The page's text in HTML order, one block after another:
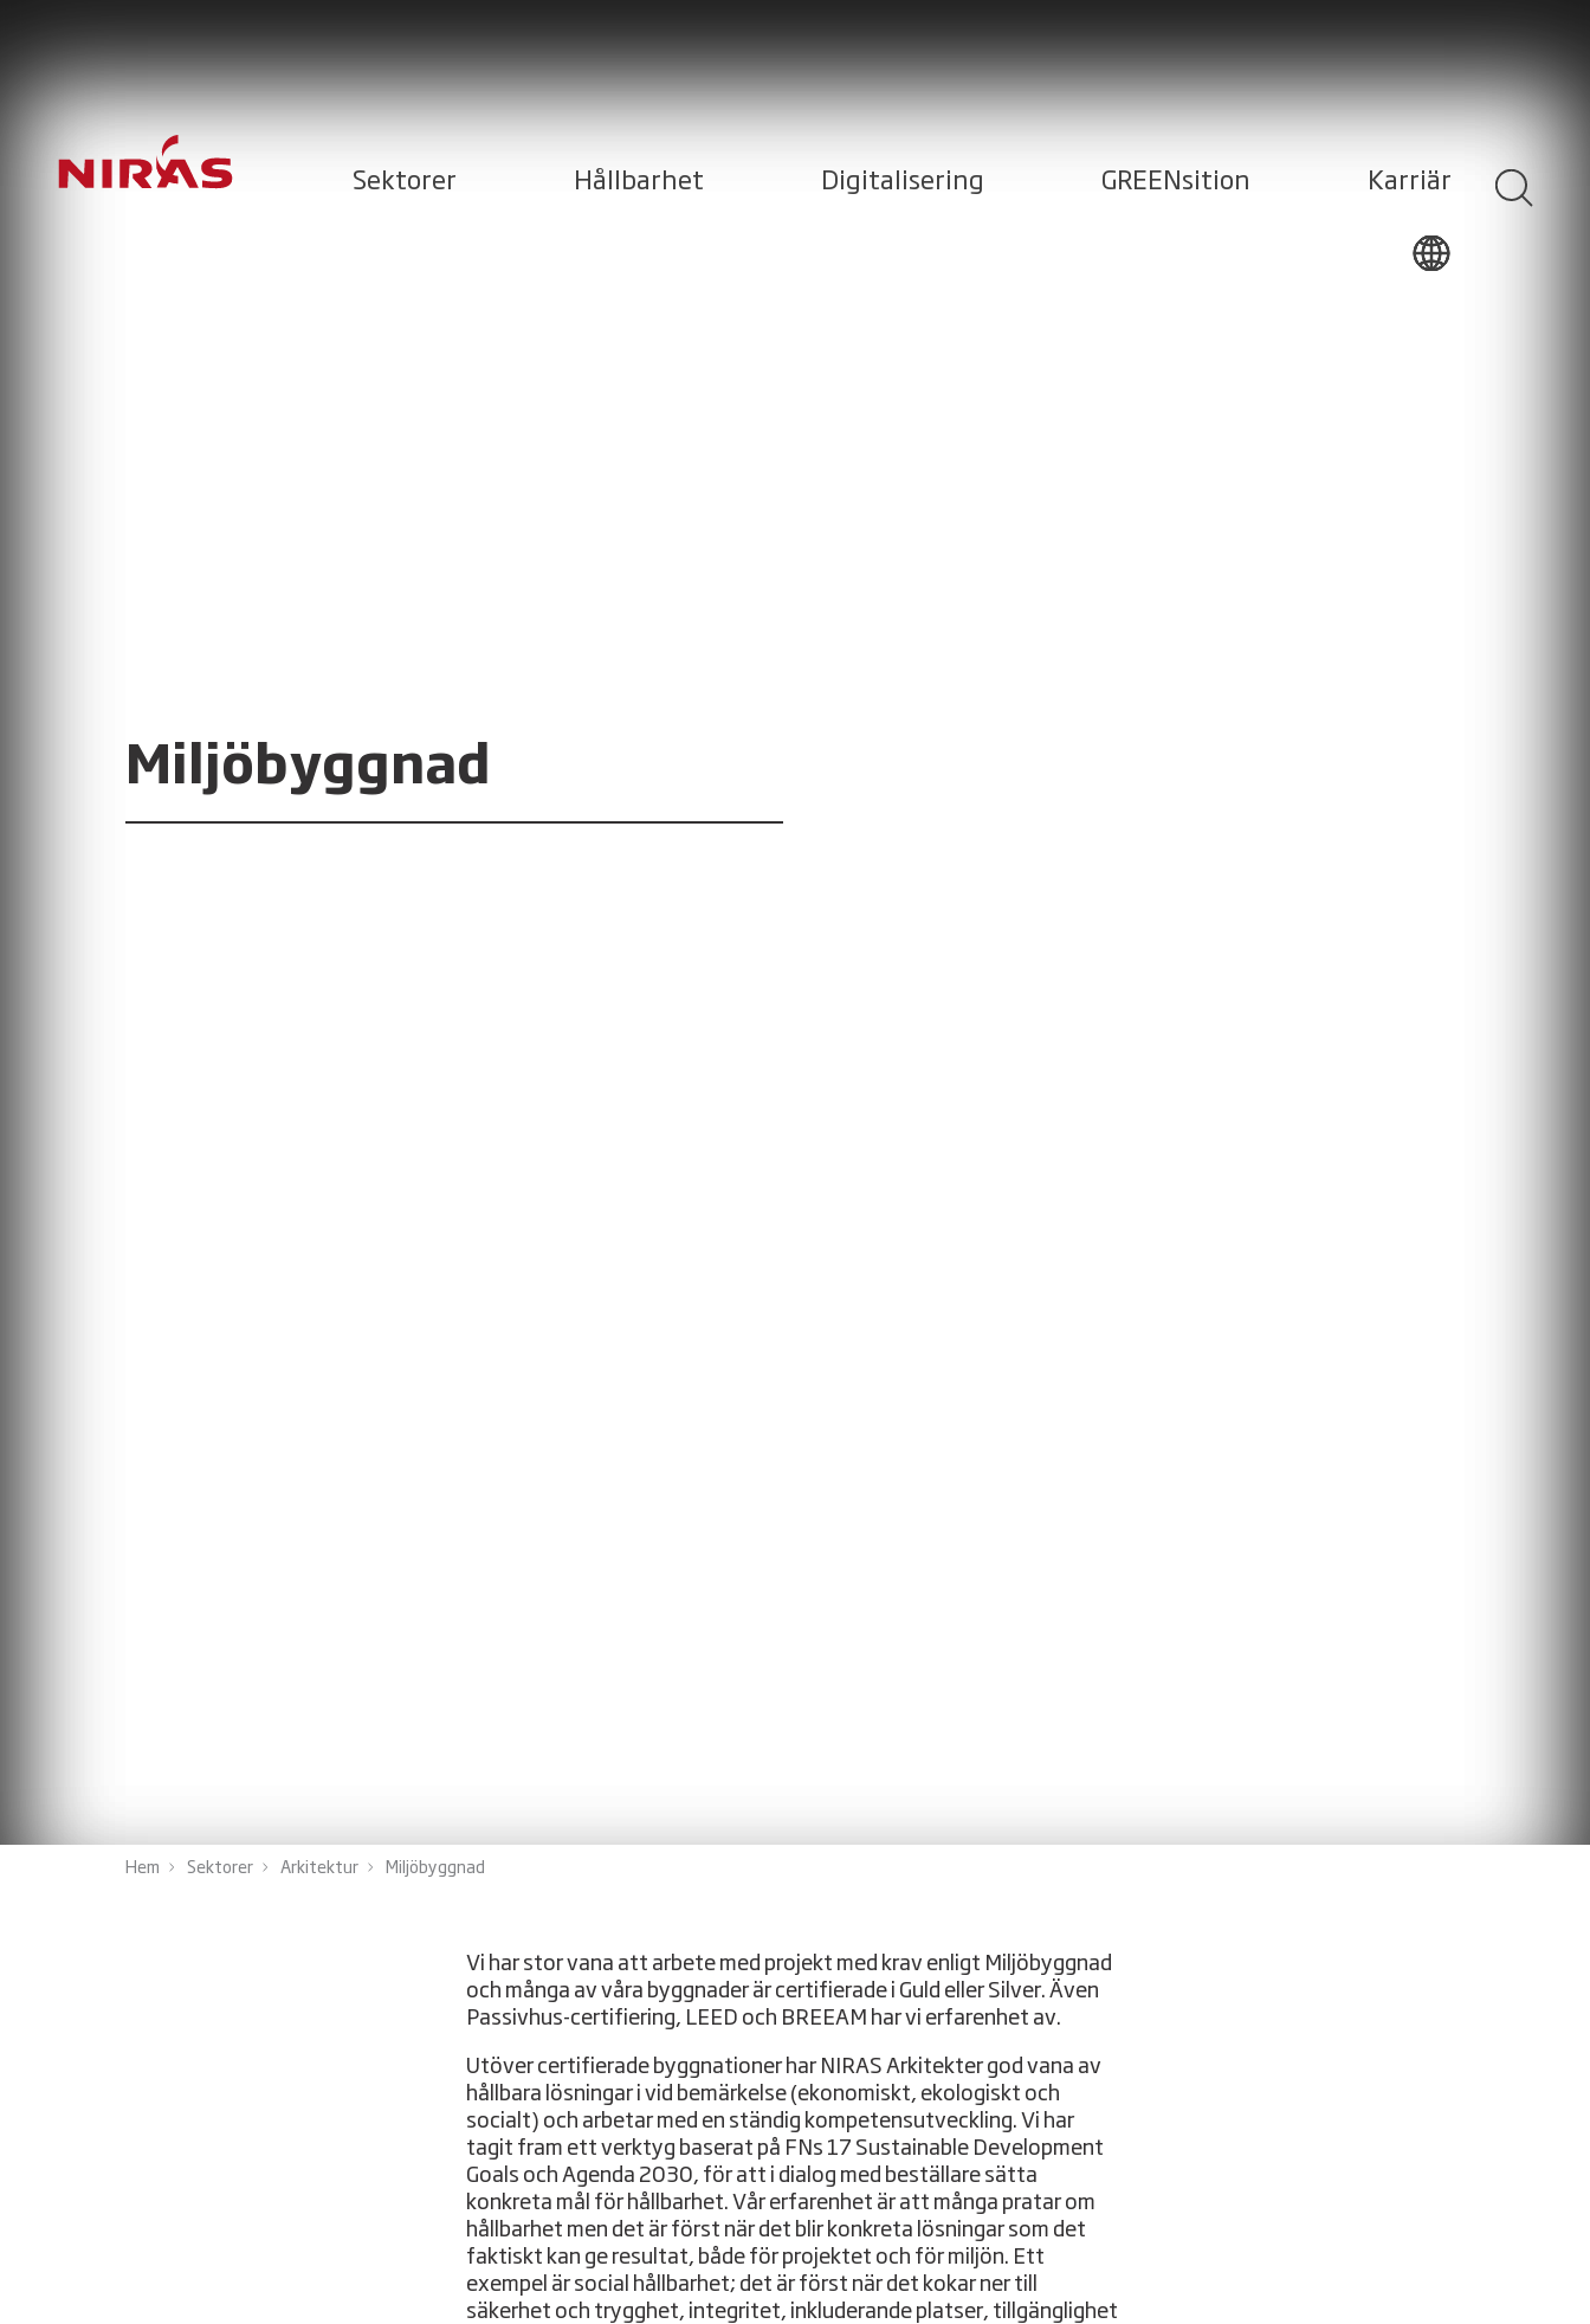
Sektorer Hållbarhet Digitalisering GREENsition Karriär
Miljöbyggnad
Hem Sektorer Arkitektur Miljöbyggnad
Vi har stor vana att arbete med projekt med krav enligt Miljöbyggnad
och många av våra byggnader är certifierade i Guld eller Silver. Även
Passivhus-certifiering, LEED och BREEAM har vi erfarenhet av.
Utöver certifierade byggnationer har NIRAS Arkitekter god vana av
hållbara lösningar i vid bemärkelse (ekonomiskt, ekologiskt och
socialt) och arbetar med en ständig kompetensutveckling. Vi har
tagit fram ett verktyg baserat på FNs 17 Sustainable Development
Goals och Agenda 2030, för att i dialog med beställare sätta
konkreta mål för hållbarhet. Vår erfarenhet är att många pratar om
hållbarhet men det är först när det blir konkreta lösningar som det
faktiskt kan ge resultat, både för projektet och för miljön. Ett
exempel är social hållbarhet; det är först när det kokar ner till
säkerhet och trygghet, integritet, inkluderande platser, tillgänglighet